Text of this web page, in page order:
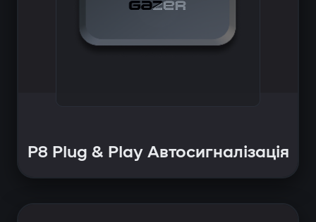
P8 Plug & Play Автосигналізація